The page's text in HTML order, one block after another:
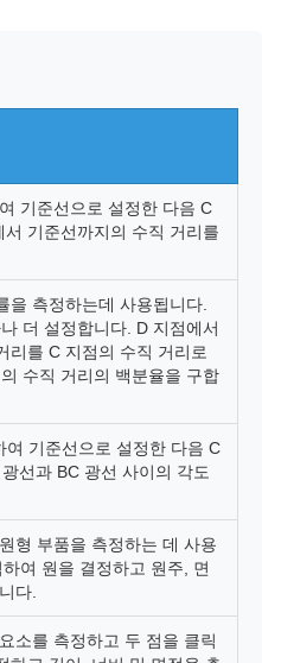
기준선으로 설정한 다음 C
기준선까지의 수직 거리를
을 측정하는데 사용됩니다.
더 설정합니다. D 지점에서
리를 C 지점의 수직 거리로
수직 거리의 백분율을 구합
여 기준선으로 설정한 다음 C
선과 BC 광선 사이의 각도
형 부품을 측정하는 데 사용
여 원을 결정하고 원주, 면
다.
소를 측정하고 두 점을 클릭